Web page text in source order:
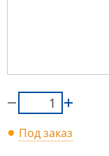
Под заказ